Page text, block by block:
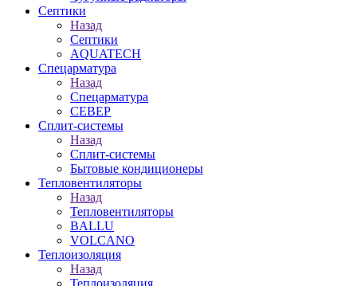
Септики
Назад
Септики
AQUATECH
Спецарматура
Назад
Спецарматура
СЕВЕР
Сплит-системы
Назад
Сплит-системы
Бытовые кондиционеры
Тепловентиляторы
Назад
Тепловентиляторы
BALLU
VOLCANO
Теплоизоляция
Назад
Теплоизоляция